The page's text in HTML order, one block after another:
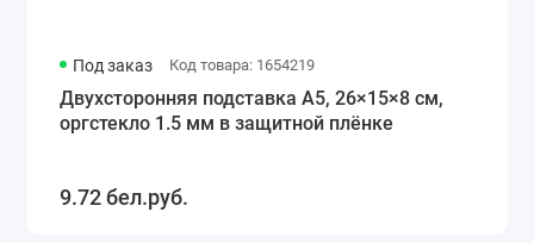
Под заказ Код товара: 1654219
Двухсторонняя подставка А5, 26×15×8 см,
оргстекло 1.5 мм в защитной плёнке
9.72 бел.руб.